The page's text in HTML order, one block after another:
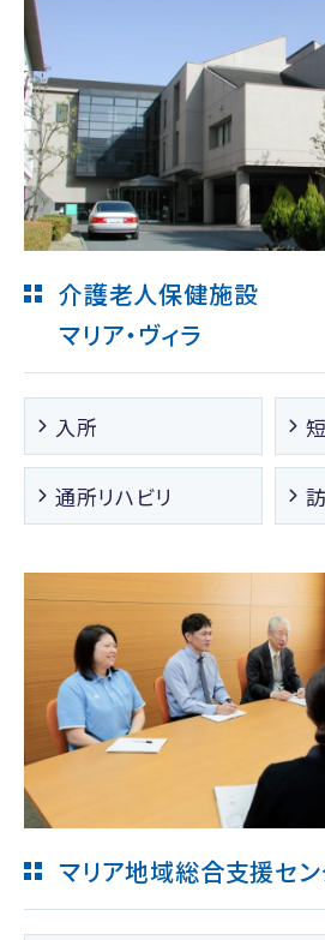
介護老人保健施設
マリア・ヴィラ
入所
通所リハビリ
マリア地域総合支援セン